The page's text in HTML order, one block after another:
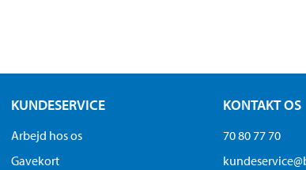
KUNDESERVICE
Arbejd hos os
Gavekort
KONTAKT OS
70 80 77 70